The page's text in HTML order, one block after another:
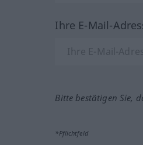
Ihre E-Mail-
Bitte bestätigen Sie,
*Pflichtfeld